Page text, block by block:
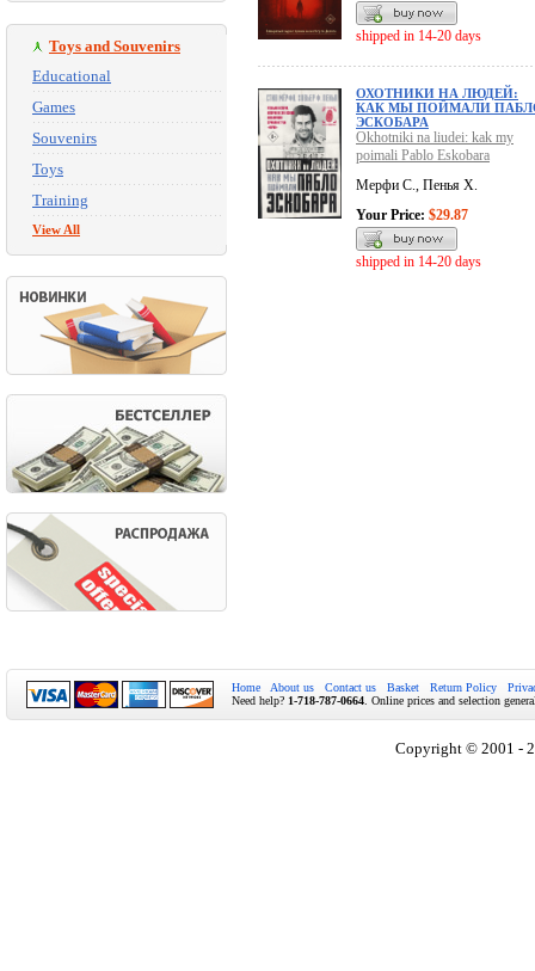
Toys and Souvenirs
Educational
Games
Souvenirs
Toys
Training
View All
shipped in 14-20 days
ОХОТНИКИ НА ЛЮДЕЙ:
КАК МЫ ПОЙМАЛИ
ЭСКОБАРА
Okhotniki na liudei: kak my
poimali Pablo Eskobara
Мерфи С., Пенья Х.
Your Price: $29.87
shipped in 14-20 days
Home About us Contact us Basket Return Policy
Need help? 1-718-787-0664 . Online prices and selection
Copyright © 2001 -